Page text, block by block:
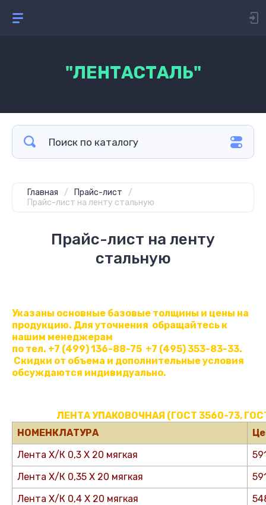
"ЛЕНТАСТАЛЬ"
Главная / Прайс-лист
/
Прайс-лист на ленту стальную
Прайс-лист на ленту
стальную
Указаны основные базовые толщины и цены на
продукцию. Для уточнения обращайтесь к
нашим менеджерам
по тел. +7 (499) 136-88-75 +7 (495) 353-83-33.
Скидки от объема и дополнительные условия
обсуждаются индивидуально.
ЛЕНТА УПАКОВОЧНАЯ (ГОСТ 3560-73,
НОМЕНКЛАТУРА
Лента Х/К 0,3 Х 20 мягкая
Лента Х/К 0,35 Х 20 мягкая
Лента Х/К 0,4 Х 20 мягкая